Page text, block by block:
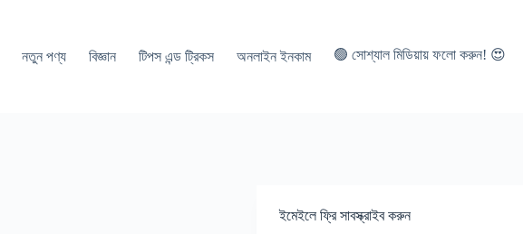
নতুন পণ্য বিজ্ঞান টিপস এন্ড ট্রিকস অনলাইন ইনকাম 🟢 সোশ্যাল মিডিয়ায় ফলো করুন! 😍
ইমেইলে ফ্রি সাবস্ক্রাইব করুন